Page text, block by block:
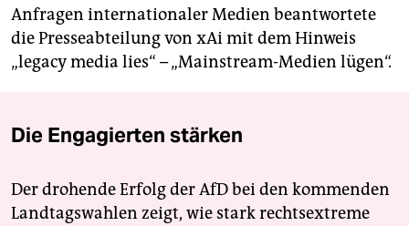
Anfragen internationaler Medien beantwortete
die Presseabteilung von xAi mit dem Hinweis
„legacy media lies“ – „Mainstream-Medien lügen“.
Die Engagierten stärken
Der drohende Erfolg der AfD bei den kommenden
Landtagswahlen zeigt, wie stark rechtsextreme